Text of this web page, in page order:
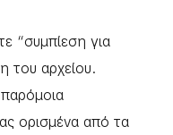
“συμπίεση για
του αρχείου.
ορισμένα από τα